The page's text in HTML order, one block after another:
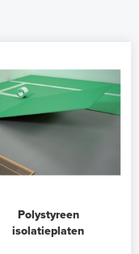
Polystyreen
isolatieplaten